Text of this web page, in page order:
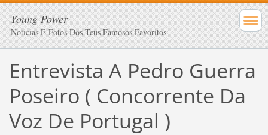
Young Power
Noticias E Fotos Dos Teus Famosos Favoritos
Entrevista A Pedro Guerra
Poseiro ( Concorrente Da
Voz De Portugal )